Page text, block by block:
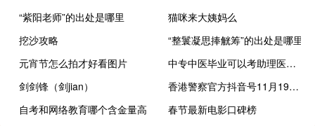
“紫阳老师”的出处是哪里
猫咪来大姨妈么
挖沙攻略
“整鬟凝思捧觥筹”的出处是哪里
元宵节怎么拍才好看图片
中专中医毕业可以考助理医师吗
剑剑锋（剑jian）
香港警察官方抖音号11月19日正式上线 到底什么情况呢
自考和网络教育哪个含金量高
春节最新电影口碑榜